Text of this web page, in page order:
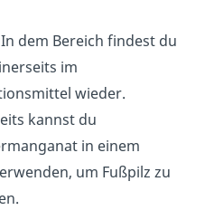
dem Bereich findest du
im
wieder.
kannst du
in einem
um Fußpilz zu